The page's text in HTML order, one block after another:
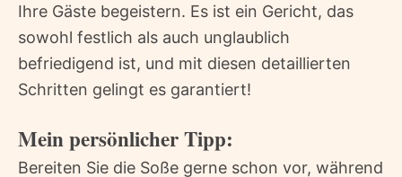
Ihre Gäste begeistern. Es ist ein Gericht, das
sowohl festlich als auch unglaublich
befriedigend ist, und mit diesen detaillierten
Schritten gelingt es garantiert!
Mein persönlicher Tipp:
Bereiten Sie die Soße gerne schon vor, während